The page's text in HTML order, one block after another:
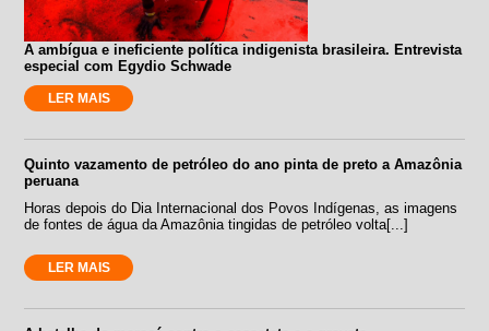
A ambígua e ineficiente política indigenista brasileira. Entrevista
especial com Egydio Schwade
LER MAIS
Quinto vazamento de petróleo do ano pinta de preto a Amazônia
peruana
Horas depois do Dia Internacional dos Povos Indígenas, as imagens
de fontes de água da Amazônia tingidas de petróleo volta[...]
LER MAIS